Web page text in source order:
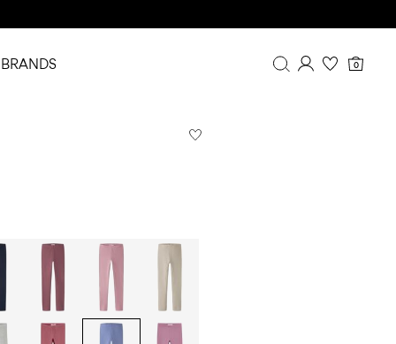
0
BRANDS